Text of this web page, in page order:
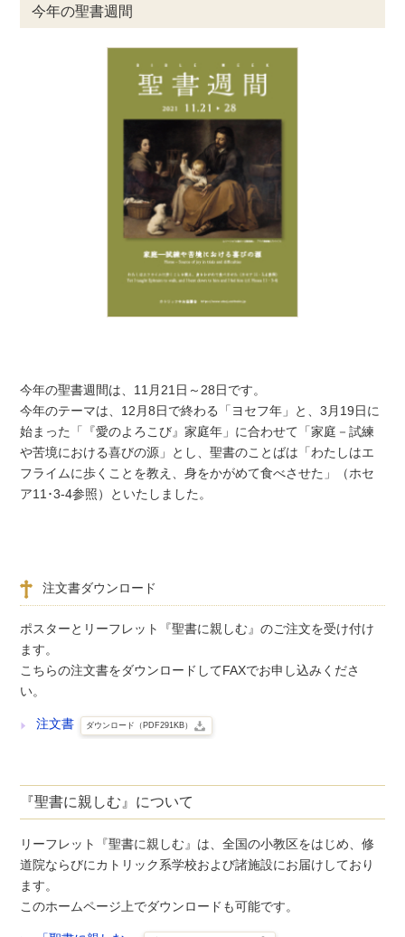
今年の聖書週間
今年の聖書週間は、11月21日～28日です。
今年のテーマは、12月8日で終わる「ヨセフ年」と、3月19日に
始まった「『愛のよろこび』家庭年」に合わせて「家庭－試練
や苦境における喜びの源」とし、聖書のことばは「わたしはエ
フライムに歩くことを教え、身をかがめて食べさせた」（ホセ
ア11･3-4参照）といたしました。
注文書ダウンロード
ポスターとリーフレット『聖書に親しむ』のご注文を受け付け
ます。
こちらの注文書をダウンロードしてFAXでお申し込みくださ
い。
注文書 ダウンロード（PDF291KB）
『聖書に親しむ』について
リーフレット『聖書に親しむ』は、全国の小教区をはじめ、修
道院ならびにカトリック系学校および諸施設にお届けしており
ます。
このホームページ上でダウンロードも可能です。